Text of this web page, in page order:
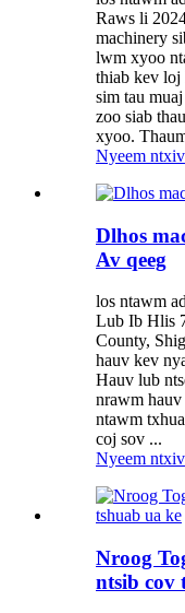
Raws li
machinery
lwm xyoo
thiab kev loj
sim tau
zoo siab
xyoo.
Nyeem ntxiv
Dlhos
Av qeeg
los ntawm
Lub Ib Hlis
County,
hauv kev
Hauv lub
nrawm
ntawm
coj sov ...
Nyeem ntxiv
Nroog
ntsib cov